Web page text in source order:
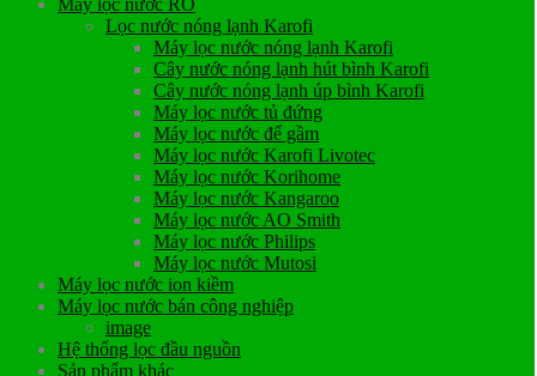
Máy lọc nước RO
Lọc nước nóng lạnh Karofi
Máy lọc nước nóng lạnh Karofi
Cây nước nóng lạnh hút bình Karofi
Cây nước nóng lạnh úp bình Karofi
Máy lọc nước tủ đứng
Máy lọc nước để gầm
Máy lọc nước Karofi Livotec
Máy lọc nước Korihome
Máy lọc nước Kangaroo
Máy lọc nước AO Smith
Máy lọc nước Philips
Máy lọc nước Mutosi
Máy lọc nước ion kiềm
Máy lọc nước bán công nghiệp
image
Hệ thống lọc đầu nguồn
Sản phẩm khác